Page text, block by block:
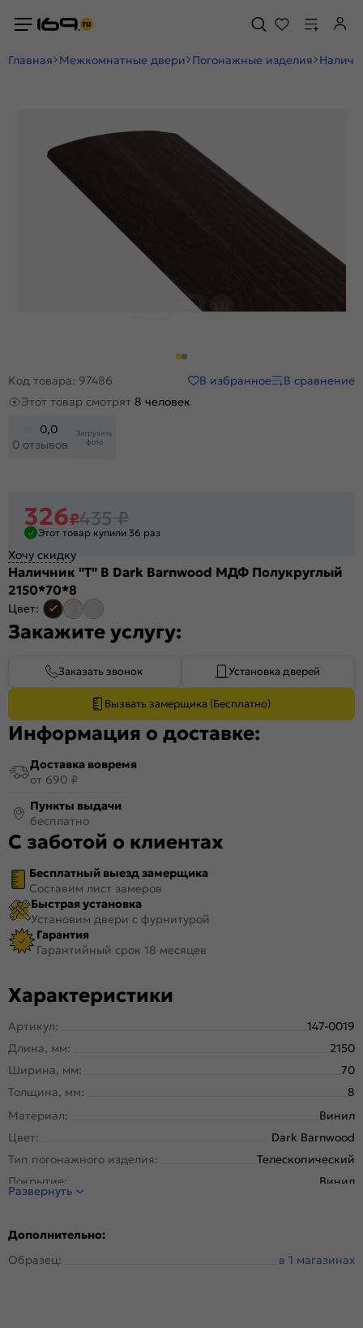
Главная Межкомнатные двери Погонажные изделия
Код товара: 97486 В избранное
В сравнение
Этот товар смотрят 8 человек
0,0
0 отзывов
Загрузить
фото
326₽435₽
Этот товар купили 36 раз
Хочу скидку
Наличник "Т" В Dark Barnwood МДФ Полукруглый
2150*70*8
Цвет:
Закажите услугу:
Заказать звонок Установка дверей
Вызвать замерщика (Бесплатно)
Информация о доставке:
Доставка вовремя
от 690 ₽
Пункты выдачи
бесплатно
С заботой о клиентах
Бесплатный выезд замерщика
Составим лист замеров
Быстрая установка
Установим двери с фурнитурой
Гарантия
Гарантийный срок 18 месяцев
Характеристики
Артикул:
147-0019
Длина, мм:
2150
Ширина, мм:
70
Толщина, мм:
8
Материал:
Винил
Цвет:
Dark Barnwood
Тип погонажного изделия:
Телескопический
Покрытие:
Винил
Развернуть
Дополнительно:
Образец:
в 1 магазинах